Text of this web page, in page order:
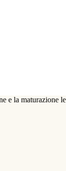
e la maturazione